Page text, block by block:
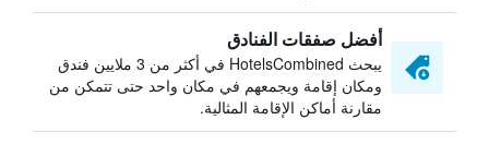
أفضل صفقات الفنادق
يبحث HotelsCombined في أكثر من 3 ملايين فندق
ومكان إقامة ويجمعهم في مكان واحد حتى تتمكن من
مقارنة أماكن الإقامة المثالية.